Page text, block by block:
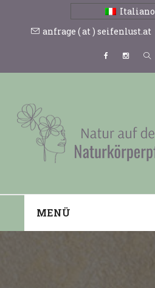
Italiano
anfrage ( at ) seifenlust.at
MENÜ